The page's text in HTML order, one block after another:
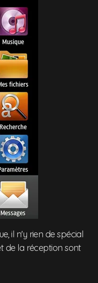
il n'y rien de spécial
de la réception sont